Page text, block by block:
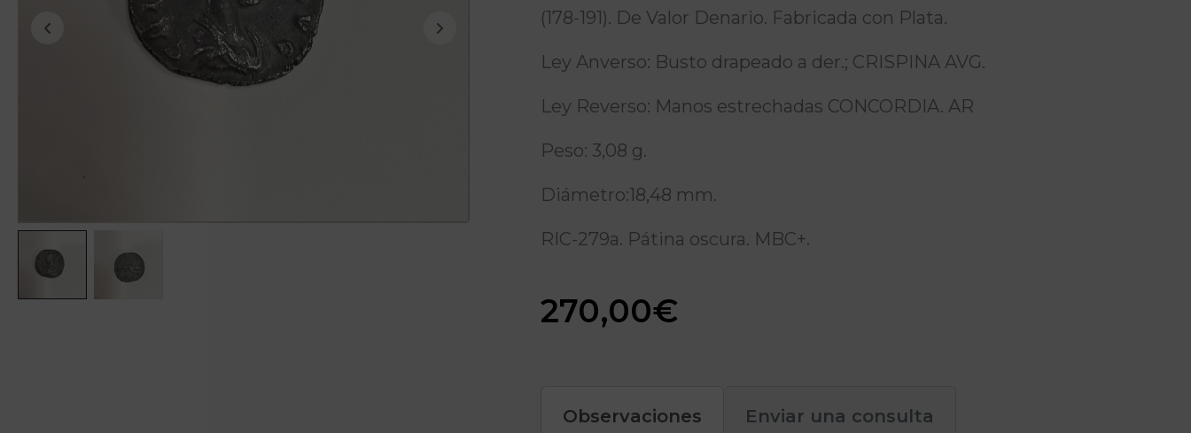
(178-191). De Valor Denario. Fabricada con Plata.
Ley Anverso: Busto drapeado a der.; CRISPINA AVG.
Ley Reverso: Manos estrechadas CONCORDIA. AR
Peso: 3,08 g.
Diámetro:18,48 mm.
RIC-279a. Pátina oscura. MBC+.
270,00€
Observaciones Enviar una consulta